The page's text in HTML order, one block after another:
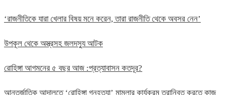
‘রাজনীতিকে যারা খেলার বিষয় মনে করেন, তারা রাজনীতি থেকে অবসর নেন’
উপকূল থেকে অস্ত্রসহ জলদস্যু আটক
রোহিঙ্গা আগমনের ৫ বছর আজ :প্রত্যাবাসন কতদূর?
আন্তর্জাতিক আদালতে ‘রোহিঙ্গা গনহত্যা’ মামলার কার্যক্রম তরান্বিত করতে কাজ